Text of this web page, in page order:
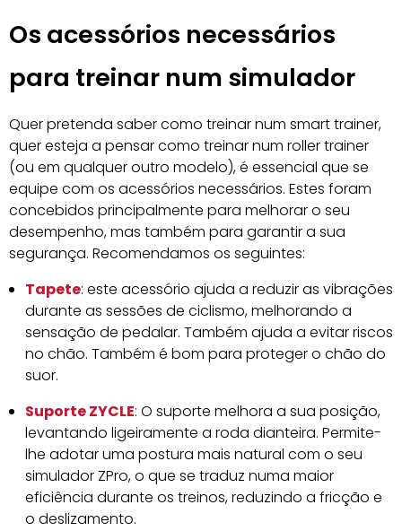
Os acessórios necessários
para treinar num simulador
Quer pretenda saber como treinar num smart trainer,
quer esteja a pensar como treinar num roller trainer
(ou em qualquer outro modelo), é essencial que se
equipe com os acessórios necessários. Estes foram
concebidos principalmente para melhorar o seu
desempenho, mas também para garantir a sua
segurança. Recomendamos os seguintes:
Tapete: este acessório ajuda a reduzir as vibrações
durante as sessões de ciclismo, melhorando a
sensação de pedalar. Também ajuda a evitar riscos
no chão. Também é bom para proteger o chão do
suor.
Suporte ZYCLE: O suporte melhora a sua posição,
levantando ligeiramente a roda dianteira. Permite-
lhe adotar uma postura mais natural com o seu
simulador ZPro, o que se traduz numa maior
eficiência durante os treinos, reduzindo a fricção e
o deslizamento.